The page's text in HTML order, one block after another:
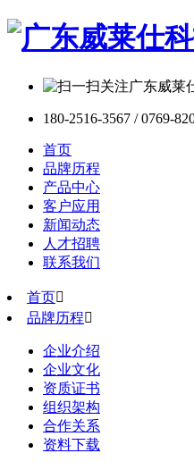
180-2516-3567 / 0769-
首页
品牌历程
产品中心
客户应用
新闻动态
人才招聘
联系我们
首页
品牌历程
企业介绍
企业文化
资质证书
组织架构
合作关系
资料下载